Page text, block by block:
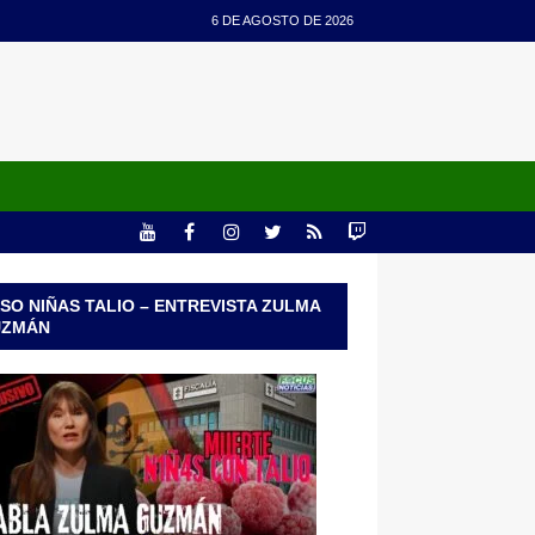
6 DE AGOSTO DE 2026
NIÑAS TALIO – ENTREVISTA ZULMA